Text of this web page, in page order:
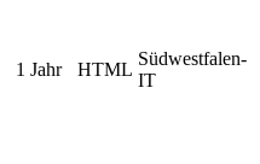
1 Jahr HTML
Südwestfalen-
IT